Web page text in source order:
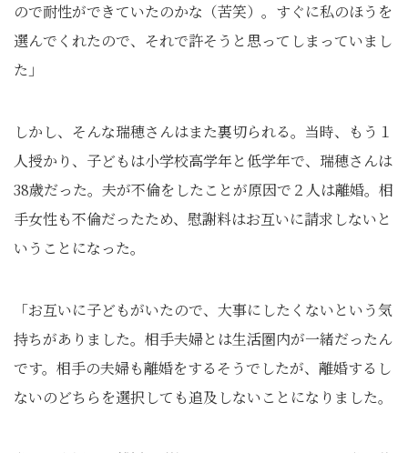
ので耐性ができていたのかな（苦笑）。すぐに私のほうを
選んでくれたので、それで許そうと思ってしまっていまし
た」
しかし、そんな瑞穂さんはまた裏切られる。当時、もう１
人授かり、子どもは小学校高学年と低学年で、瑞穂さんは
38歳だった。夫が不倫をしたことが原因で２人は離婚。相
手女性も不倫だったため、慰謝料はお互いに請求しないと
いうことになった。
「お互いに子どもがいたので、大事にしたくないという気
持ちがありました。相手夫婦とは生活圏内が一緒だったん
です。相手の夫婦も離婚をするそうでしたが、離婚するし
ないのどちらを選択しても追及しないことになりました。